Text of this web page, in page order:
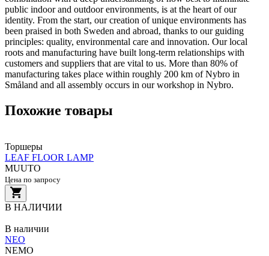
public indoor and outdoor environments, is at the heart of our
identity. From the start, our creation of unique environments has
been praised in both Sweden and abroad, thanks to our guiding
principles: quality, environmental care and innovation. Our local
roots and manufacturing have built long-term relationships with
customers and suppliers that are vital to us. More than 80% of
manufacturing takes place within roughly 200 km of Nybro in
Småland and all assembly occurs in our workshop in Nybro.
Похожие товары
Торшеры
LEAF FLOOR LAMP
MUUTO
Цена по запросу
В НАЛИЧИИ
В наличии
NEO
NEMO